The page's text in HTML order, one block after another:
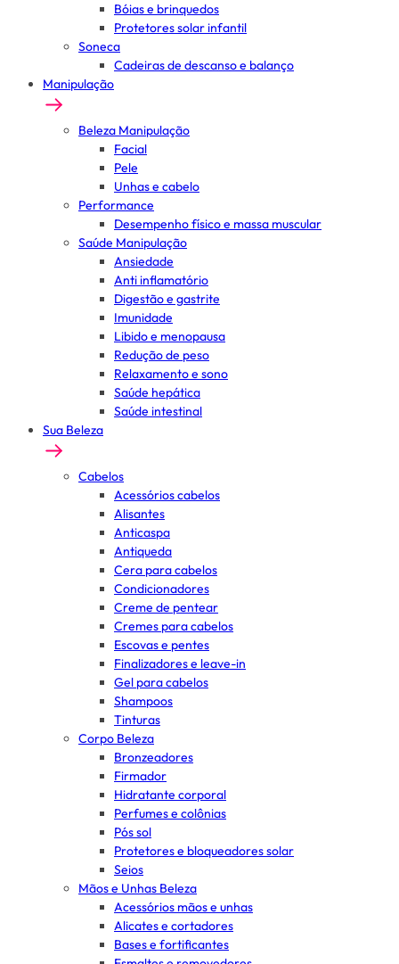
Bóias e brinquedos
Protetores solar infantil
Soneca
Cadeiras de descanso e balanço
Manipulação
Beleza Manipulação
Facial
Pele
Unhas e cabelo
Performance
Desempenho físico e massa muscular
Saúde Manipulação
Ansiedade
Anti inflamatório
Digestão e gastrite
Imunidade
Libido e menopausa
Redução de peso
Relaxamento e sono
Saúde hepática
Saúde intestinal
Sua Beleza
Cabelos
Acessórios cabelos
Alisantes
Anticaspa
Antiqueda
Cera para cabelos
Condicionadores
Creme de pentear
Cremes para cabelos
Escovas e pentes
Finalizadores e leave-in
Gel para cabelos
Shampoos
Tinturas
Corpo Beleza
Bronzeadores
Firmador
Hidratante corporal
Perfumes e colônias
Pós sol
Protetores e bloqueadores solar
Seios
Mãos e Unhas Beleza
Acessórios mãos e unhas
Alicates e cortadores
Bases e fortificantes